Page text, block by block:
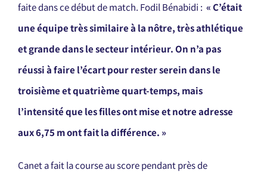
faite dans ce début de match. Fodil Bénabidi : «C’était
une équipe très similaire à la nôtre, très athlétique
et grande dans le secteur intérieur. On n’a pas
réussi à faire l’écart pour rester serein dans le
troisième et quatrième quart-temps, mais
l’intensité que les filles ont mise et notre adresse
aux 6,75 m ont fait la différence. »
Canet a fait la course au score pendant près de